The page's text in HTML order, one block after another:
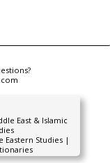
East & Islamic
Eastern Studies |